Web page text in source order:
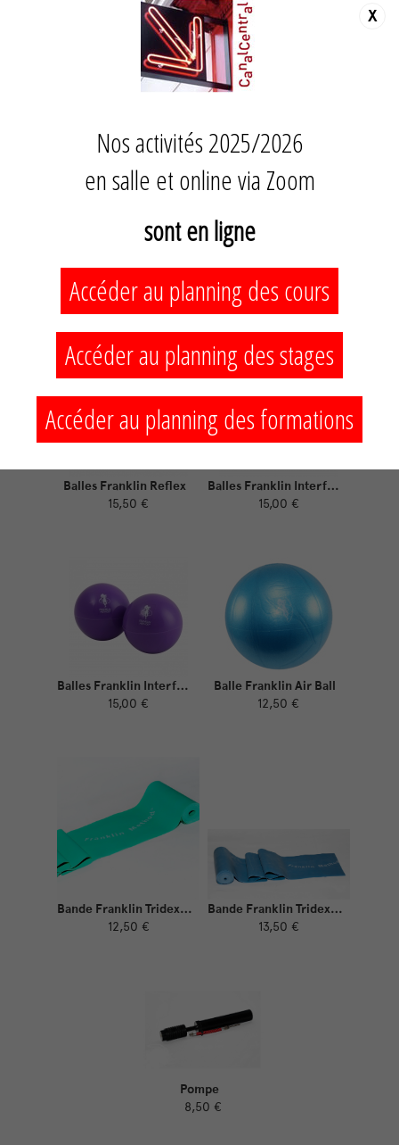
Balle Franklin Fascia Tough
Balle Franklin Fascia
16,00 €
Mini-Balles Franklin Universal
16,00 €
Balles Franklin Reflex
15,50 €
Balles Franklin Interfascia Medium
15,00 €
Balles Franklin Interfascia Dur
15,00 €
Balle Franklin Air Ball
12,50 €
Bande Franklin Tridex Green
12,50 €
Bande Franklin Tridex Blue
13,50 €
Pompe
8,50 €
Nos activités 2025/2026
en salle et online via Zoom
sont en ligne
Accéder au planning des cours
Accéder au planning des stages
Accéder au planning des formations
X